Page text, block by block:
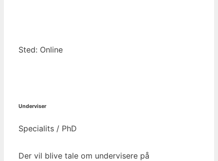
Sted: Online
Underviser
Specialits / PhD
Der vil blive tale om undervisere på